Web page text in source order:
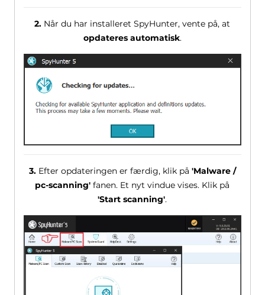
2. Når du har installeret SpyHunter, vente på, at
opdateres automatisk.
3.Efter opdateringen er færdig, klik på 'Malware /
pc-scanning' fanen. Et nyt vindue vises. Klik på
'Start scanning'.